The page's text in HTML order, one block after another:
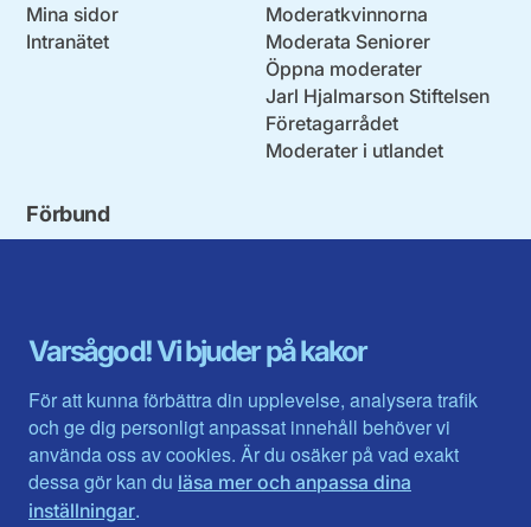
Varsågod! Vi bjuder på kakor
För att kunna förbättra din upplevelse, analysera trafik
och ge dig personligt anpassat innehåll behöver vi
använda oss av cookies. Är du osäker på vad exakt
dessa gör kan du läsa mer och anpassa dina
inställningar.
Mina sidor
Intranätet
Moderatkvinnorna
Moderata Seniorer
Öppna moderater
Jarl Hjalmarson Stiftelsen
Företagarrådet
Moderater i utlandet
Förbund
Gävleborg
Halland
Jämtlands län
Jönköpings län
Kalmar län
Kronobergs län
Norrbotten
Värmlands län
Västerbotten
Västra Götaland
Västernorrland
Västmanland
Örebro län
Östergötland